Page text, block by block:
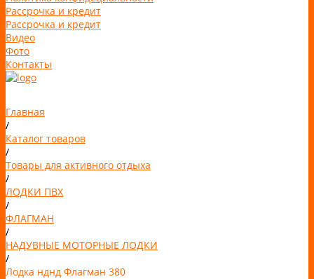
Рассрочка и кредит
Рассрочка и кредит
Видео
Фото
Контакты
Главная
/
Каталог товаров
/
Товары для активного отдыха
/
ЛОДКИ ПВХ
/
ФЛАГМАН
/
НАДУВНЫЕ МОТОРНЫЕ ЛОДКИ
/
Лодка нднд Флагман 380